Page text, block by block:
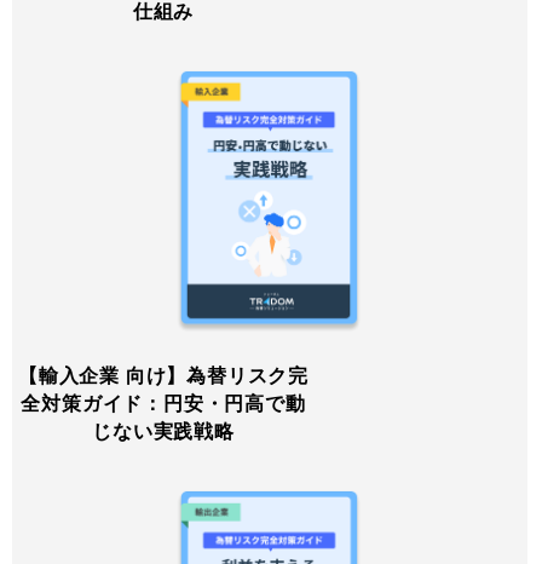
仕組み
【輸入企業 向け】為替リスク完
全対策ガイド：円安・円高で動
じない実践戦略